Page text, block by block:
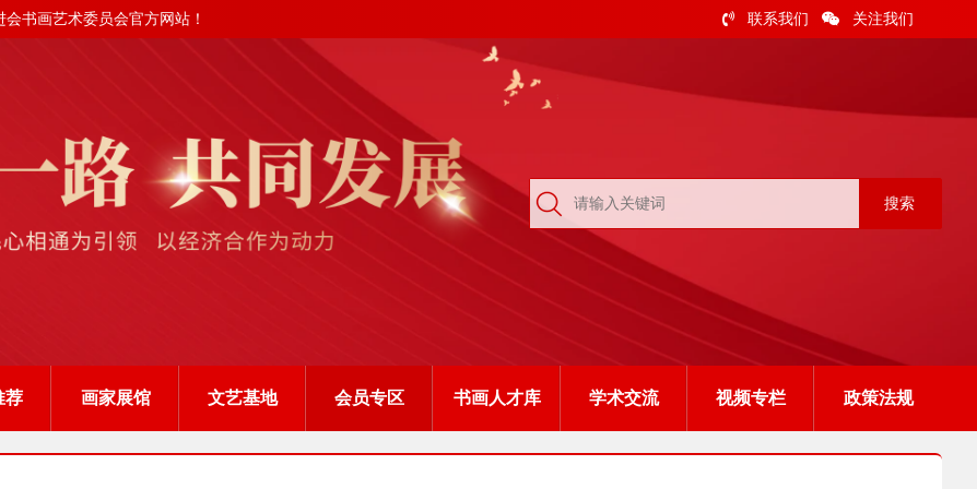
书画艺术委员会官方网站！ 联系我们 关注我们
搜索
荐 画家展馆 文艺基地 会员专区 书画人才库 学术交流 视频专栏 政策法规